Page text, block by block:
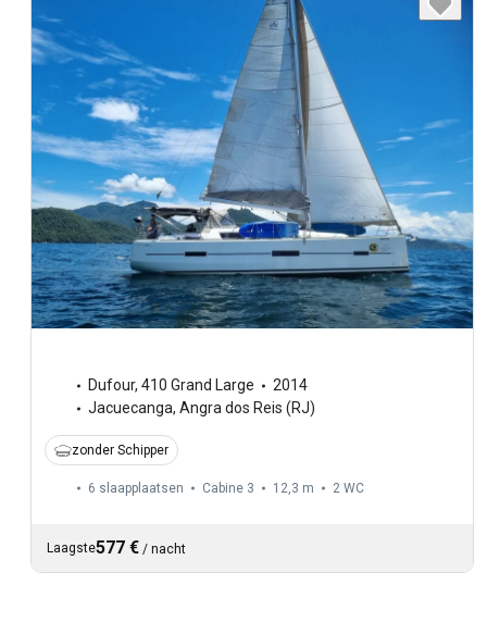
Dufour, 410 Grand Large
2014
Jacuecanga, Angra dos Reis (RJ)
zonder Schipper
6 slaapplaatsen Cabine 3 12,3 m 2 WC
Laagste577 € / nacht